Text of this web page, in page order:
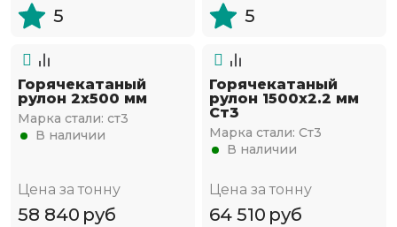
5 5
Горячекатаный
рулон 2х500 мм
Марка стали: ст3
В наличии
Цена за тонну
58 840 руб
Горячекатаный
рулон 1500х2.2 мм
Ст3
Марка стали: Ст3
В наличии
Цена за тонну
64 510 руб